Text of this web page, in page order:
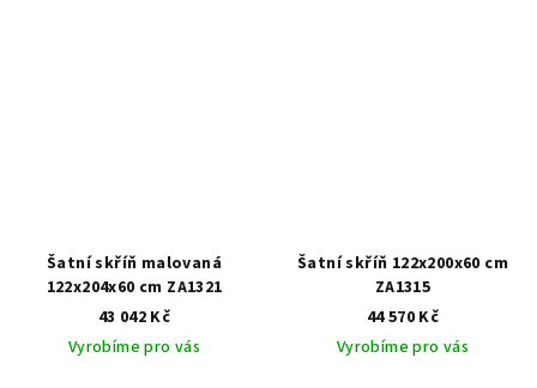
Šatní skříň malovaná
122x204x60 cm ZA1321
43 042 Kč
Vyrobíme pro vás
Šatní skříň 122x200x60 cm
ZA1315
44 570 Kč
Vyrobíme pro vás